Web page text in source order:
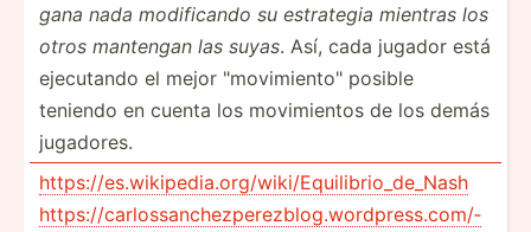
gana nada modificando su estrategia mientras los
otros mantengan las suyas. Así, cada jugador está
ejecutando el mejor "movimiento" posible
teniendo en cuenta los movimientos de los demás
jugadores.
https:­//e­s.w­iki­ped­ia.o­rg­/wi­ki/­Equ­ili­bri­o_d­e_Nash
https:­//c­arl­oss­anc­hez­per­ezb­log.wo­rdp­res­s.c­om/­